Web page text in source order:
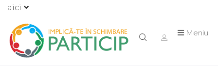
aici
Meniu